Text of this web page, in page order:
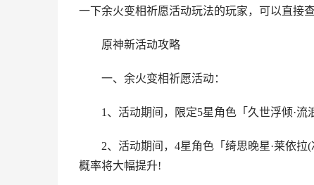
一下余火变相祈愿活动玩法的玩家，可以直接
原神新活动攻略
一、余火变相祈愿活动：
1、活动期间，限定5星角色「久世浮倾·
2、活动期间，4星角色「绮思晚星·莱依
概率将大幅提升!